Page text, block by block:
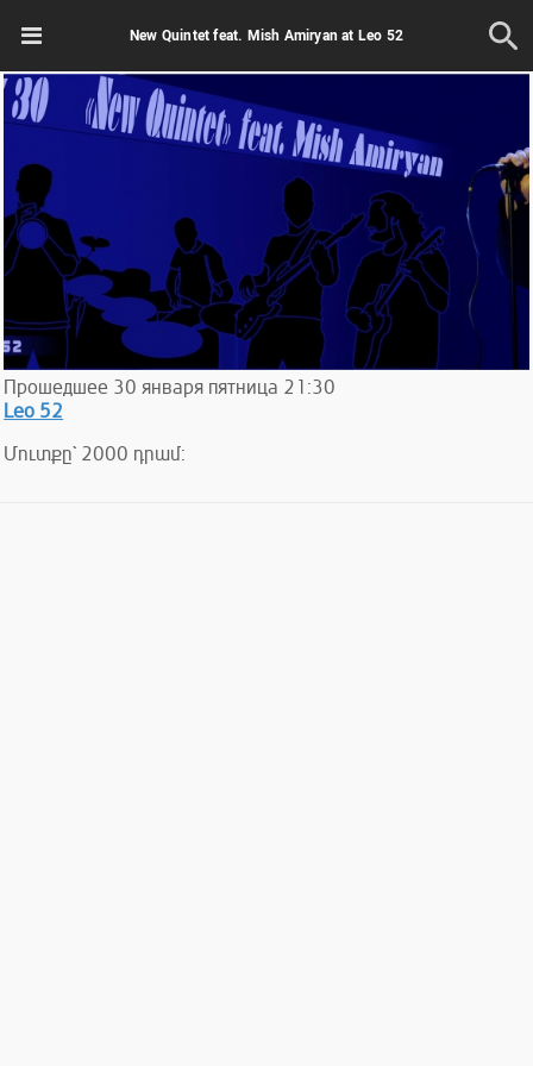
New Quintet feat. Mish Amiryan at Leo 52
Прошедшее 30 января пятница 21:30
Leo 52
Մուտքը` 2000 դրամ: